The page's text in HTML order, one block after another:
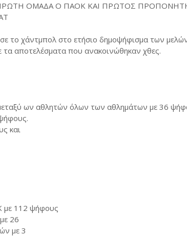
ΟΜΑΔΑ Ο ΠΑΟΚ ΚΑΙ ΠΡΩΤΟΣ
το χάντμπολ στο ετήσιο δημοψήφισμα των
αποτελέσματα που ανακοινώθηκαν χθες.
ων αθλητών όλων των αθλημάτων με 36
και
με 112 ψήφους
26
με 3